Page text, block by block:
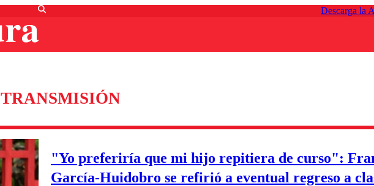
Descarga la
TRANSMISIÓN
"Yo preferiría que mi hijo repitiera de curso":
García-Huidobro se refirió a eventual regreso a